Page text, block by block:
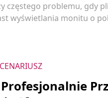
częstego problemu, gdy
wyświetlania monitu o